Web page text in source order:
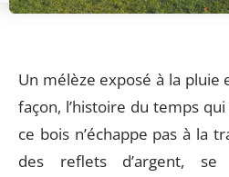
Un mélèze exposé à la pluie
façon, l’histoire du temps
ce bois n’échappe pas à la
des reflets d’argent,